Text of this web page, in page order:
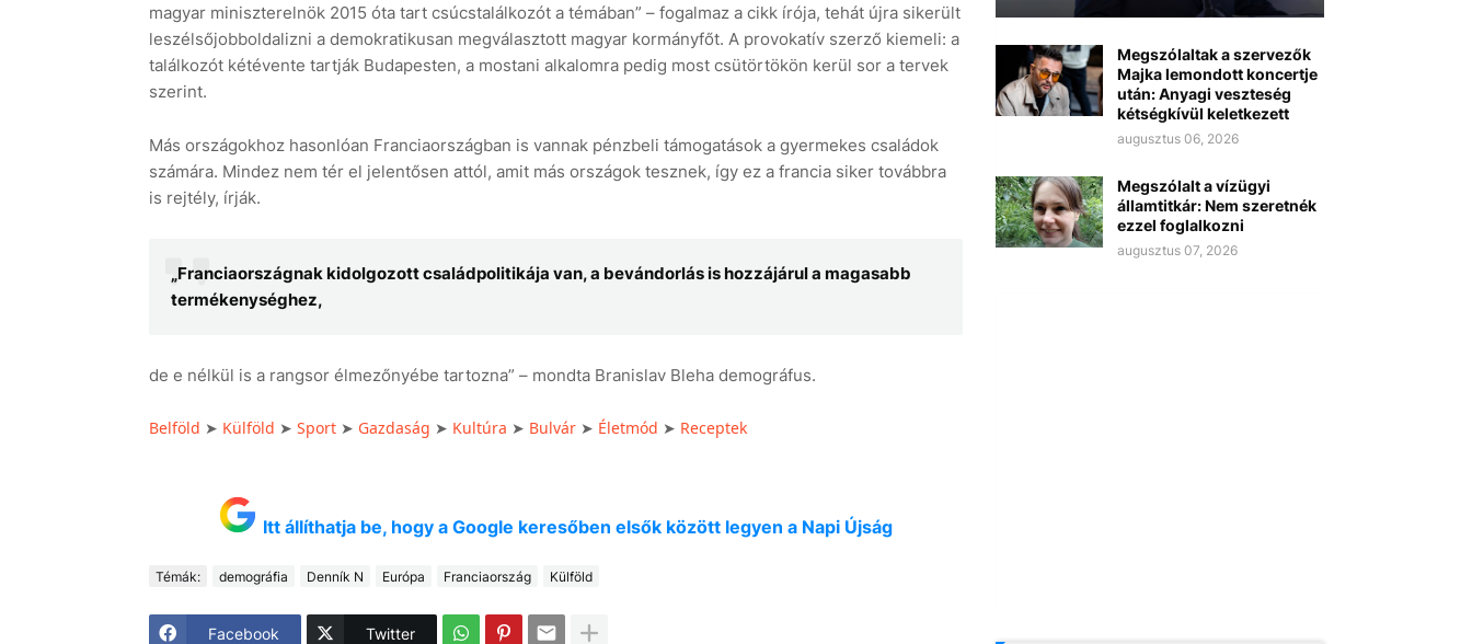
magyar miniszterelnök 2015 óta tart csúcstalálkozót a témában” – fogalmaz a cikk írója, tehát újra sikerült
leszélsőjobboldalizni a demokratikusan megválasztott magyar kormányfőt. A provokatív szerző kiemeli: a
találkozót kétévente tartják Budapesten, a mostani alkalomra pedig most csütörtökön kerül sor a tervek
szerint.
Más országokhoz hasonlóan Franciaországban is vannak pénzbeli támogatások a gyermekes családok
számára. Mindez nem tér el jelentősen attól, amit más országok tesznek, így ez a francia siker továbbra
is rejtély, írják.
„Franciaországnak kidolgozott családpolitikája van, a bevándorlás is hozzájárul a magasabb
termékenységhez,
de e nélkül is a rangsor élmezőnyébe tartozna” – mondta Branislav Bleha demográfus.
Belföld ➤ Külföld ➤ Sport➤ Gazdaság ➤ Kultúra ➤ Bulvár➤ Életmód ➤ Receptek
Itt állíthatja be, hogy a Google keresőben elsők között legyen a Napi Újság
Témák: demográfia Denník N Európa Franciaország Külföld
Facebook Twitter
Megszólaltak a szervezők
Majka lemondott koncertje
után: Anyagi veszteség
kétségkívül keletkezett
augusztus 06, 2026
Megszólalt a vízügyi
államtitkár: Nem szeretnék
ezzel foglalkozni
augusztus 07, 2026